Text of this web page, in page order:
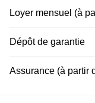
Loyer mensuel (à
Dépôt de garantie
Assurance (à partir